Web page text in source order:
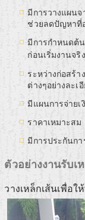
มีการวางแผน
ช่วยลดปัญหาที่
มีการกำหนดต้
ก่อนเริ่มงานจริง
ระหว่างก่อสร้า
ต่างๆอย่างละเ
มีแผนการจ่ายเ
ราคาเหมาะส
มีการประกันกา
ตัวอย่างงานรับเ
วางเหล็กเส้นเพื่อใ